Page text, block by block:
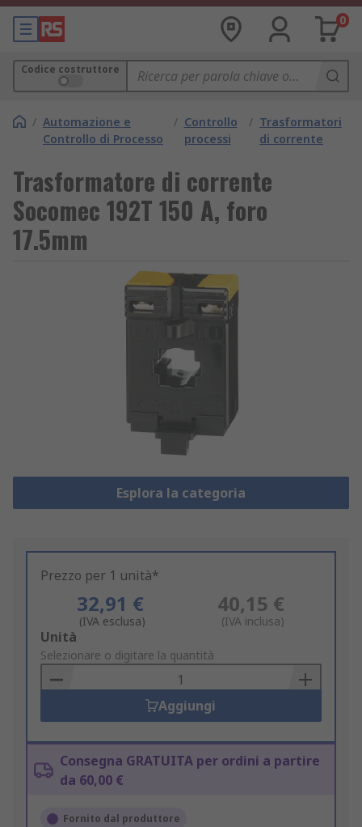
0
Codice costruttore
/ Automazione e
Controllo di Processo
/ Controllo
processi
/ Trasformatori
di corrente
Trasformatore di corrente
Socomec 192T 150 A, foro
17.5mm
Esplora la categoria
Prezzo per 1 unità*
32,91 €
(IVA esclusa)
40,15 €
(IVA inclusa)
Add
to
Basket
Unità
Selezionare o digitare la quantità
Aggiungi
Consegna GRATUITA per ordini a partire
da 60,00 €
Fornito dal produttore